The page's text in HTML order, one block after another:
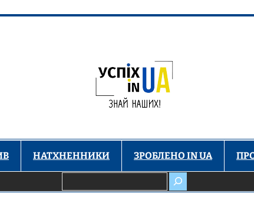
НАТХНЕННИКИ ЗРОБЛЕНО IN UA